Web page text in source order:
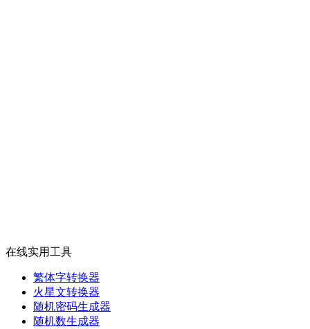
在线实用工具
繁体字转换器
火星文转换器
随机密码生成器
随机数生成器